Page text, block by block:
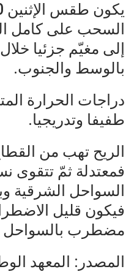
السحب على كامل
إلى مغيّم جزئيا
بالوسط والجنوب.
دراجات الحرارة
طفيفا وتدريجيا.
الريح تهب من
فمعتدلة ثمّ تتقوى
السواحل الشرقية
فيكون قليل
مضطرب بالسواحل
المصدر: المعهد